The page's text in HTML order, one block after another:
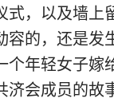
式，以及墙上
容的，还是发
个年轻女子嫁
济会成员的故